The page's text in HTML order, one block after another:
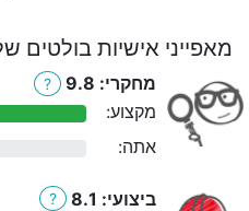
מאפייני אישיות בולטים
מחקרי: 9.8 ?
מקצוע:
אתה:
ביצועי: 8.1 ?